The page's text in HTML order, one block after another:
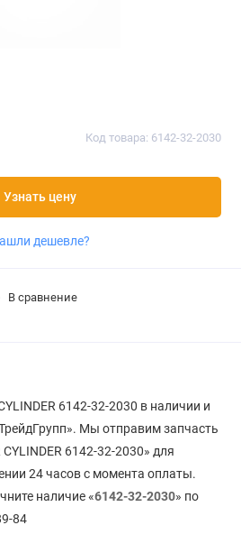
Код товара: 6142-32-2030
Узнать цену
дешевле?
В сравнение
6142-32-2030 в наличии и
Мы отправим запчасть
CYLINDER 6142-32-2030» для
24 часов с момента оплаты.
наличие «6142-32-2030» по
84